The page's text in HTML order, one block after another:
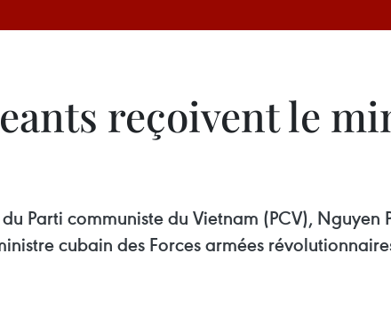
reçoivent le
Parti communiste du Vietnam (PCV), Nguyen
cubain des Forces armées